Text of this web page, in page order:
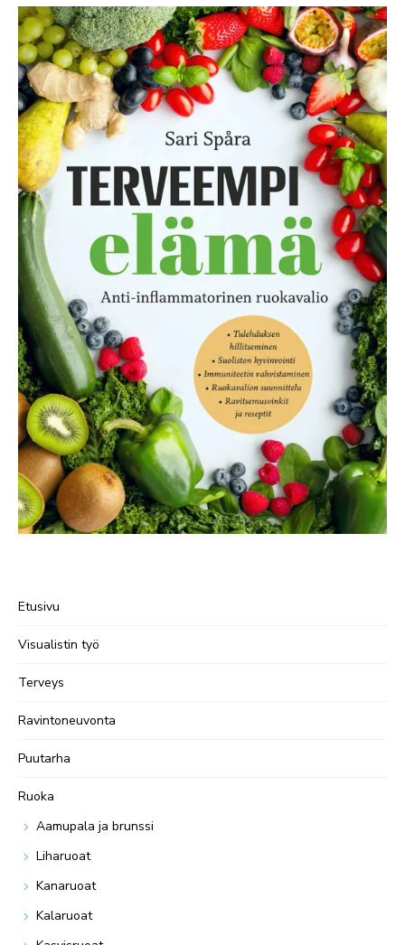
Etusivu
Visualistin työ
Terveys
Ravintoneuvonta
Puutarha
Ruoka
Aamupala ja brunssi
Liharuoat
Kanaruoat
Kalaruoat